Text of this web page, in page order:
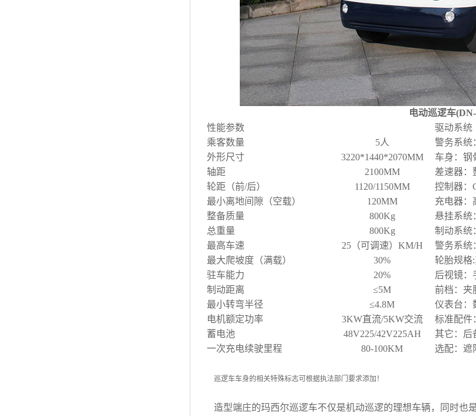
电动巡逻车
性能参数
驱动系统
乘客数量
5人
警务系统
外形尺寸
3220*1440*2070MM
车身：钢
轴距
2100MM
差速器：
轮距（前/后）
1120/1150MM
控制器：
最小离地间隙（空载）
120MM
充电器：
整备质量
800Kg
悬挂系统
总重量
800Kg
制动系统
最高车速
25（可调速）KM/H
警务系统
最大爬坡度（满载）
30%
轮胎规格:
驻车能力
20%
后视镜：
制动距离
≤5M
前档：夹
最小转弯半径
≤4.8M
仪表台：
电机额定功率
3KW直流/5KW交流
标准配件
蓄电池
48V225/42V225AH
其它：后
一次充电续驶里程
80-100KM 选配：遮
巡逻车车身的相关特殊标志可根据执法部门要求添加！
造型端庄的玛西尔巡逻车不仅是机动巡逻的理想车辆，同时也